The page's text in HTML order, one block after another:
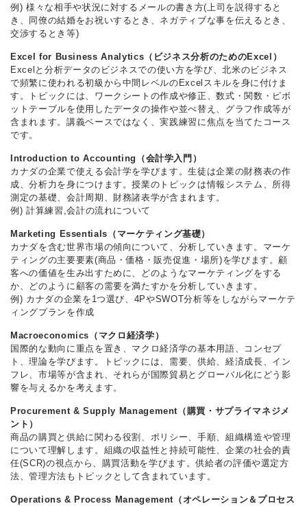
例) 様々な相手や状況に対するメールの書き方(上司を説得すると
き、同僚の結婚をお祝いするとき、ネガティブな事を伝えるとき、
交渉するとき等)
Excel for Business Analytics（ビジネス分析のためのExcel）
Excelと分析データのビジネスでの使い方を学び、北米のビジネス
で頻繁に使われる初級から中間レベルのExcelスキルを身に付けま
す。トピックには、ワークシートの作成や修正、数式・関数・ピボ
ットテーブルを使用したデータの操作や並べ替え、グラフ作成等が
含まれます。講義ベースではなく、実践練習に焦点を当てたコース
です。
Introduction to Accounting（会計学入門）
カナダの企業で使える会計学を学びます。生徒は企業の財務表の作
成、分析力を身につけます。授業のトピックは情報システム、所得
測定の基礎、会計周期、財務諸表学が含まれます。
例) 計算練習,会計の流れについて
Marketing Essentials（マーケティング基礎）
カナダを含む世界市場の傾向について、分析していきます。マーケ
ティングの主要要素(商品・価格・販売促進・場所)を学びます。顧
客への価値を生み出すために、どのようなマーケティングをする
か、どのように顧客の需要を満たすかを分析していきます。
例) カナダの企業を1つ選び、4PやSWOT分析等をしながらマーケテ
ィングプランを作成
Macroeconomics（マクロ経済学）
国際的な動向に重点を置き、マクロ経済学の基本用語、コンセプ
ト、理論を学びます。トピックには、需要、供給、経済成長、イン
フレ、市場等が含まれ、それらが国際貿易とグローバル化にどう影
響を与えるかを考えます。
Procurement & Supply Management（購買・サプライマネジメ
ント）
商品の購買と供給に関わる役割、ポリシー、手順、組織構造や管理
について理解します。組織の収益性と持続可能性、企業の社会的責
任(SCR)の視点から、購買活動を学びます。供給者の評価や選定方
法、管理方法もトピックとして含まれています。
Operations & Process Management（オペレーション＆プロセス